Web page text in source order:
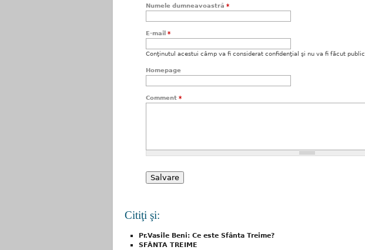
Numele dumneavoastră *
E-mail *
Conţinutul acestui câmp va fi considerat confidenţial şi nu va fi făcut public.
Homepage
Comment *
Citiţi şi:
Pr.Vasile Beni: Ce este Sfânta Treime?
SFÂNTA TREIME